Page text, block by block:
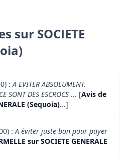
sur SOCIETE
:A EVITER ABSOLUMENT.
SONT DES ESCROCS ... [Avis de
(Sequoia)...]
:A éviter juste bon pour payer
sur SOCIETE GENERALE